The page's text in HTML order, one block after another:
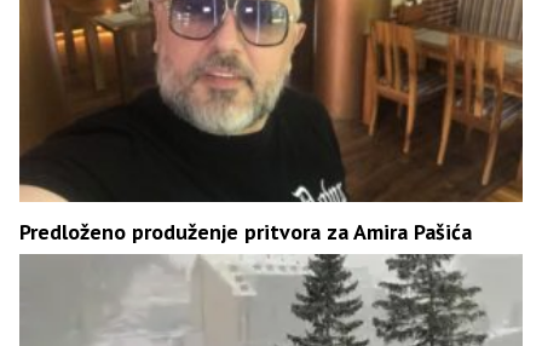
Predloženo produženje pritvora za Amira Pašića